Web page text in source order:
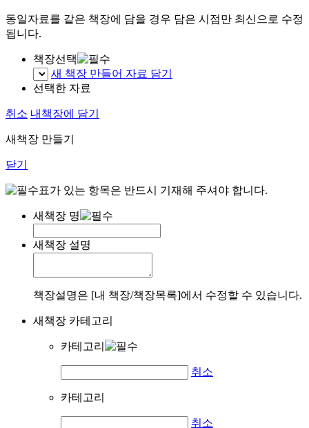
동일자료를 같은 책장에 담을 경우 담은 시점만 최신으로 수정
됩니다.
책장선택
새 책장 만들어 자료 담기
선택한 자료
취소 내책장에 담기
새책장 만들기
닫기
표가 있는 항목은 반드시 기재해 주셔야 합니다.
새책장 명
새책장 설명
책장설명은 [내 책장/책장목록]에서 수정할 수 있습니다.
새책장 카테고리
카테고리
취소
카테고리
취소